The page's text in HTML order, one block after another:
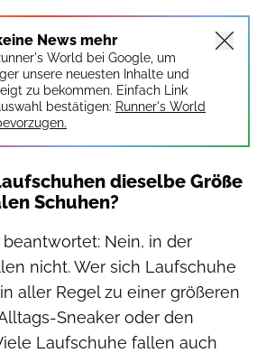
News mehr
World bei Google, um
unsere neuesten Inhalte und
zu bekommen. Einfach Link
bestätigen: Runner's World
dieselbe Größe
Schuhen?
Nein, in der
nicht. Wer sich Laufschuhe
aller Regel zu einer größeren
Sneaker oder den
Laufschuhe fallen auch